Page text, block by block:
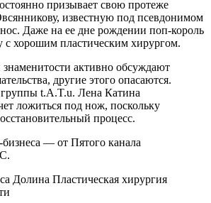
призывает свою протеже
известную под псевдонимом
Даже на ее дне рождении поп-король
с хорошим пластическим хирургом.
активно обсуждают
другие этого опасаются.
t.A.T.u. Лена Катина
ложиться под нож, поскольку
процесс.
— от Пятого канала
Долина Пластическая хирургия